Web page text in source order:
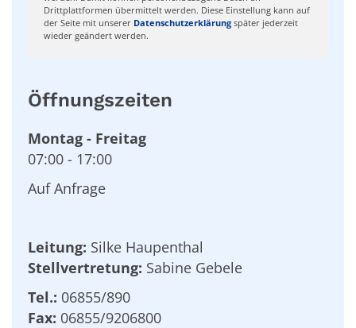
Drittplattformen übermittelt werden. Diese Einstellung kann auf
der Seite mit unserer Datenschutzerklärung später jederzeit
wieder geändert werden.
Öffnungszeiten
Montag - Freitag
07:00 - 17:00
Auf Anfrage
Leitung: Silke Haupenthal
Stellvertretung: Sabine Gebele
Tel.: 06855/890
Fax: 06855/9206800